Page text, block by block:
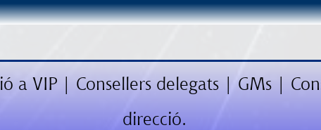
a VIP | Consellers delegats | GMs |
direcció.